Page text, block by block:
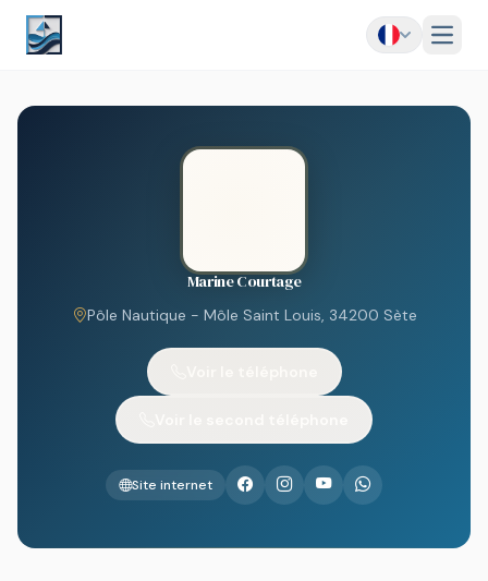
Menu
Marine Courtage
Pôle Nautique - Môle Saint Louis, 34200 Sète
Site internet